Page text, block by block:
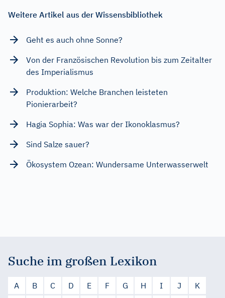
Weitere Artikel aus der Wissensbibliothek
Geht es auch ohne Sonne?
Von der Französischen Revolution bis zum Zeitalter
des Imperialismus
Produktion: Welche Branchen leisteten
Pionierarbeit?
Hagia Sophia: Was war der Ikonoklasmus?
Sind Salze sauer?
Ökosystem Ozean: Wundersame Unterwasserwelt
Suche im großen Lexikon
A B C D E F G H I J
K